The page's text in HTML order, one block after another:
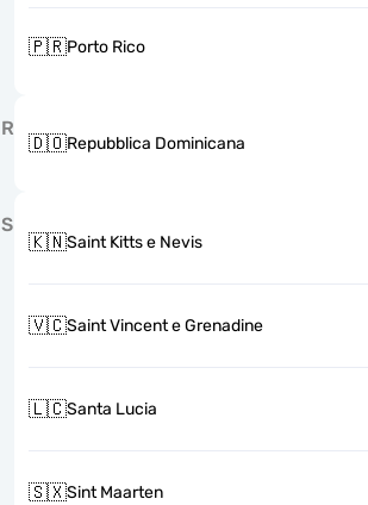
🇵🇷Porto Rico
R
🇩🇴Repubblica Dominicana
S
🇰🇳Saint Kitts e Nevis
🇻🇨Saint Vincent e Grenadine
🇱🇨Santa Lucia
🇸🇽Sint Maarten